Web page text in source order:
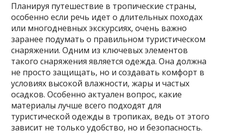
Планируя путешествие в тропические страны,
особенно если речь идет о длительных походах
или многодневных экскурсиях, очень важно
заранее подумать о правильном туристическом
снаряжении. Одним из ключевых элементов
такого снаряжения является одежда. Она должна
не просто защищать, но и создавать комфорт в
условиях высокой влажности, жары и частых
осадков. Особенно актуален вопрос, какие
материалы лучше всего подходят для
туристической одежды в тропиках, ведь от этого
зависит не только удобство, но и безопасность.